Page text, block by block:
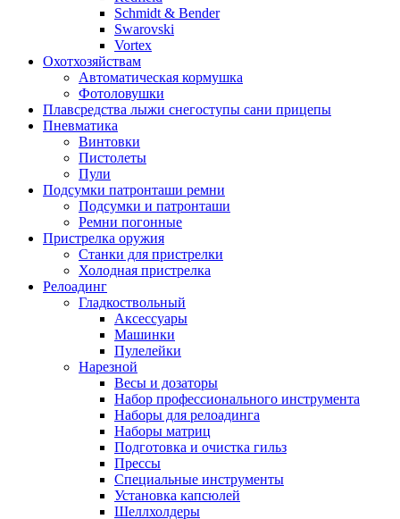
Schmidt & Bender
Swarovski
Vortex
Охотхозяйствам
Автоматическая кормушка
Фотоловушки
Плавсредства лыжи снегоступы сани прицепы
Пневматика
Винтовки
Пистолеты
Пули
Подсумки патронташи ремни
Подсумки и патронташи
Ремни погонные
Пристрелка оружия
Станки для пристрелки
Холодная пристрелка
Релоадинг
Гладкоствольный
Аксессуары
Машинки
Пулелейки
Нарезной
Весы и дозаторы
Набор профессионального инструмента
Наборы для релоадинга
Наборы матриц
Подготовка и очистка гильз
Прессы
Специальные инструменты
Установка капсюлей
Шеллхолдеры